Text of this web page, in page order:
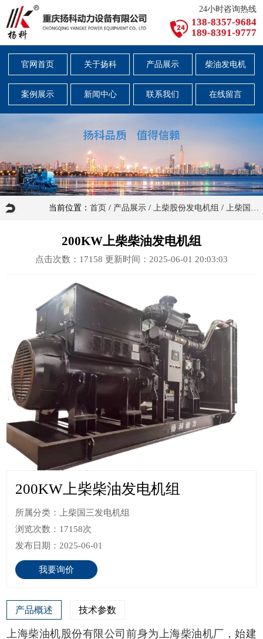
24小时咨询热线
138-8357-9684
189-8391-9777
官网首页 关于扬科 产品展示 柴油发电机
案例展示 新闻中心 联系我们 在线留言
当前位置： 首页 / 产品展示/ 上柴股份发电机组 / 上柴国三发电机组
200KW上柴柴油发电机组
点击次数： 17158 更新时间：2025-06-01 20:03:03
200KW上柴柴油发电机组
所属分类：上柴国三发电机组
浏览次数：17158次
发布日期：2025-06-01
我要询价
产品概述 技术参数
上海柴油机股份有限公司前身为上海柴油机厂，始建